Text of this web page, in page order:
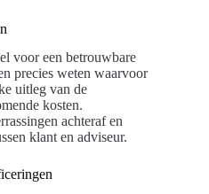
voor een betrouwbare
precies weten waarvoor
uitleg van de
kosten.
achteraf en
klant en adviseur.